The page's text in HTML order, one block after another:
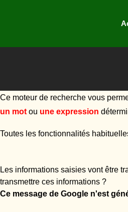
Ce moteur de recherche vous
un mot ou une expression
Toutes les fonctionnalités
Les informations saisies vont être
transmettre ces informations ?
Ce message de Google n'est